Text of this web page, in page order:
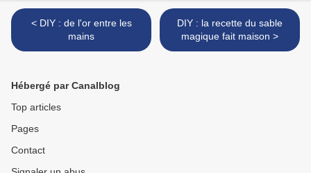
< DIY : de l'or entre les
mains
DIY : la recette du sable
magique fait maison >
Hébergé par Canalblog
Top articles
Pages
Contact